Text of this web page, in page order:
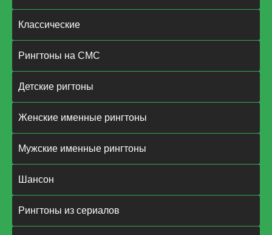
Классические
Рингтоны на СМС
Детские ригтоны
Женские именные рингтоны
Мужские именные рингтоны
Шансон
Рингтоны из сериалов